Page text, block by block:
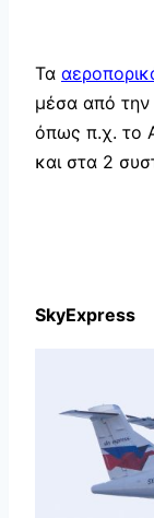
Τα
μέσα από
όπως π.χ. το
και στα 2
SkyExpress